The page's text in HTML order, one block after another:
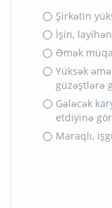
Şirkətin
İşin,
Əmək
Yüksək
güzəştlərə
Gələcək
etdiyinə
Maraqlı,